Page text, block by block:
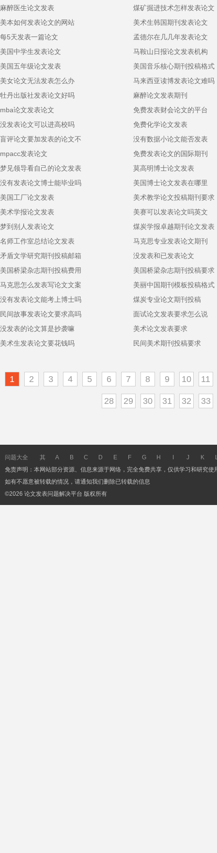
麻醉医生论文发表
煤矿掘进技术怎样发表论文
美本如何发表论文的网站
美术生韩国期刊发表论文
每5天发表一篇论文
孟德尔在几几年发表论文
美国中学生发表论文
马鞍山日报论文发表机构
美国五年级论文发表
美国音乐核心期刊投稿格式
美女论文无法发表怎么办
马来西亚读博发表论文难吗
牡丹出版社发表论文好吗
麻醉论文发表期刊
mba论文发表论文
免费发表财会论文的平台
没发表论文可以进高校吗
免费化学论文发表
盲评论文要加发表的论文不
没有数据小论文能否发表
mpacc发表论文
免费发表论文的国际期刊
梦见领导看自己的论文发表
莫高明博士论文发表
没有发表论文博士能毕业吗
美国博士论文发表在哪里
美国工厂论文发表
美术教学论文投稿期刊要求
美术学报论文发表
美赛可以发表论文吗英文
梦到别人发表论文
煤炭学报卓越期刊论文发表
名师工作室总结论文发表
马克思专业发表论文期刊
矛盾文学研究期刊投稿邮箱
没发表和已发表论文
美国桥梁杂志期刊投稿费用
美国桥梁杂志期刊投稿要求
马克思怎么发表写论文文案
美丽中国期刊模板投稿格式
没有发表论文能考上博士吗
煤炭专业论文期刊投稿
民间故事发表论文要求高吗
面试论文发表要求怎么说
没发表的论文算是抄袭嘛
美术论文发表要求
美术生发表论文要花钱吗
民间美术期刊投稿要求
1 2 3 4 5 6 7 8 9 10 11
28 29 30 31 32 33
问题大全
其
它
A B C D E F G H J K
免责声明：本网站部分资源、信息来源于网络，完全免费共享，仅供学习和研究使
如有不愿意被转载的情况，请通知我们删除已转载的信息
©2026 论文发表问题解决平台 版权所有